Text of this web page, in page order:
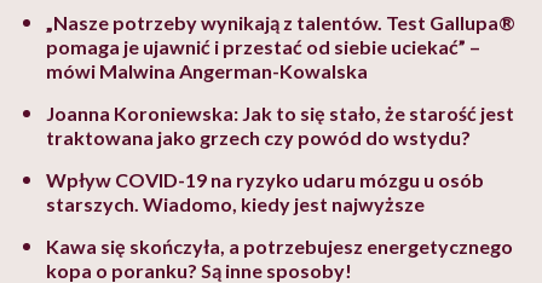
„Nasze potrzeby wynikają z talentów. Test Gallupa®
pomaga je ujawnić i przestać od siebie uciekać” –
mówi Malwina Angerman-Kowalska
Joanna Koroniewska: Jak to się stało, że starość jest
traktowana jako grzech czy powód do wstydu?
Wpływ COVID-19 na ryzyko udaru mózgu u osób
starszych. Wiadomo, kiedy jest najwyższe
Kawa się skończyła, a potrzebujesz energetycznego
kopa o poranku? Są inne sposoby!